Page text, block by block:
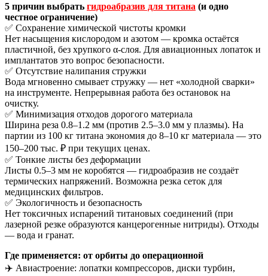
5 причин выбрать гидроабразив для титана (и одно
честное ограничение)
✅ Сохранение химической чистоты кромки
Нет насыщения кислородом и азотом — кромка остаётся
пластичной, без хрупкого α-слоя. Для авиационных лопаток и
имплантатов это вопрос безопасности.
✅ Отсутствие налипания стружки
Вода мгновенно смывает стружку — нет «холодной сварки»
на инструменте. Непрерывная работа без остановок на
очистку.
✅ Минимизация отходов дорогого материала
Ширина реза 0.8–1.2 мм (против 2.5–3.0 мм у плазмы). На
партии из 100 кг титана экономия до 8–10 кг материала — это
150–200 тыс. ₽ при текущих ценах.
✅ Тонкие листы без деформации
Листы 0.5–3 мм не коробятся — гидроабразив не создаёт
термических напряжений. Возможна резка сеток для
медицинских фильтров.
✅ Экологичность и безопасность
Нет токсичных испарений титановых соединений (при
лазерной резке образуются канцерогенные нитриды). Отходы
— вода и гранат.
Где применяется: от орбиты до операционной
✈️ Авиастроение: лопатки компрессоров, диски турбин,